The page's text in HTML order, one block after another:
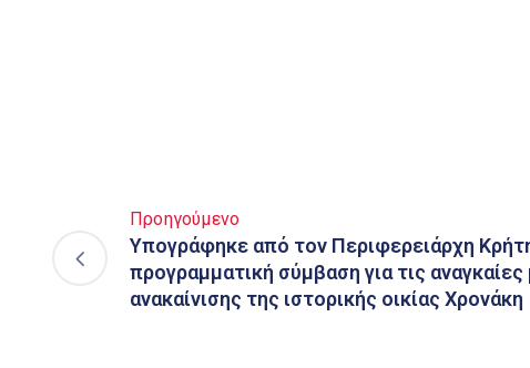
Προηγούμενο
Υπογράφηκε από τον Περιφερειάρχη
προγραμματική σύμβαση για τις
ανακαίνισης της ιστορικής οικίας Χρονάκη